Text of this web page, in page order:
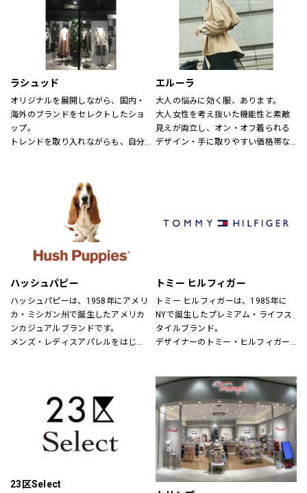
なテイストが融合した居心地の良い
店内でくつろぎながらお洒落が楽し
める、そんな空間をご提供します。
～メンバーズカードについて～
5,500円（税込）お買い上げ毎に、ス
24個スタンプで5,500円の割引カー
ドとしてご利用頂けます。
有効期限はございません。全店舗に
て使用できます。
（CottonHouse Aya）、バスコ
ィウミ（MidiUmi）、エトレリー
（etre relie）、ノンブルアンペール
（NOMBRE IMPAIR）、フィルデフェ
ール（FIL DE FER）、秋霞堂（シュ
ウカドウ）、アントゲージ
（BLANC basque）、カーキ
（KHA:KI）、ケレン（KELEN）、ラ
プレ（RaPPELER）、ルシェルドハ
リス(le ciel deHARRISS)、トランジ
ットパーサッチ(TRANSIT PAR-
SUCH)、スタンプアンドダイアリー
(STAMP AND DIARY)、ユティリテ
(Utilite)、インディマーク
(INDIMARK)、イェン(YENN)、シニヨ
ラシュッド
オリジナルを展開しながら、国内・
海外のブランドをセレクトしたショ
ップ。
トレンドを取り入れながらも、自分
エルーラ
大人の悩みに効く服、あります。
大人女性を考え抜いた機能性と素敵
見えが両立し、オン・オフ着られる
デザイン・手に取りやすい価格帯な
ハッシュパピー
ハッシュパピーは、1958年にアメリ
カ・ミシガン州で誕生したアメリカ
ンカジュアルブランドです。
メンズ・レディスアパレルをはじ
催！皆様のご来店を心よりお待ちし
ております！
トミー ヒルフィガー
トミー ヒルフィガーは、1985年に
NYで誕生したプレミアム・ライフス
タイルブランド。
デザイナーのトミー・ヒルフィガー
にモダンなツイストを加えた、遊び
心と上品さが特徴です。
23区Select